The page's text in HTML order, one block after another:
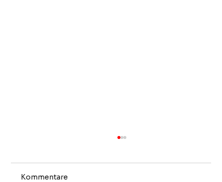
Kommentare